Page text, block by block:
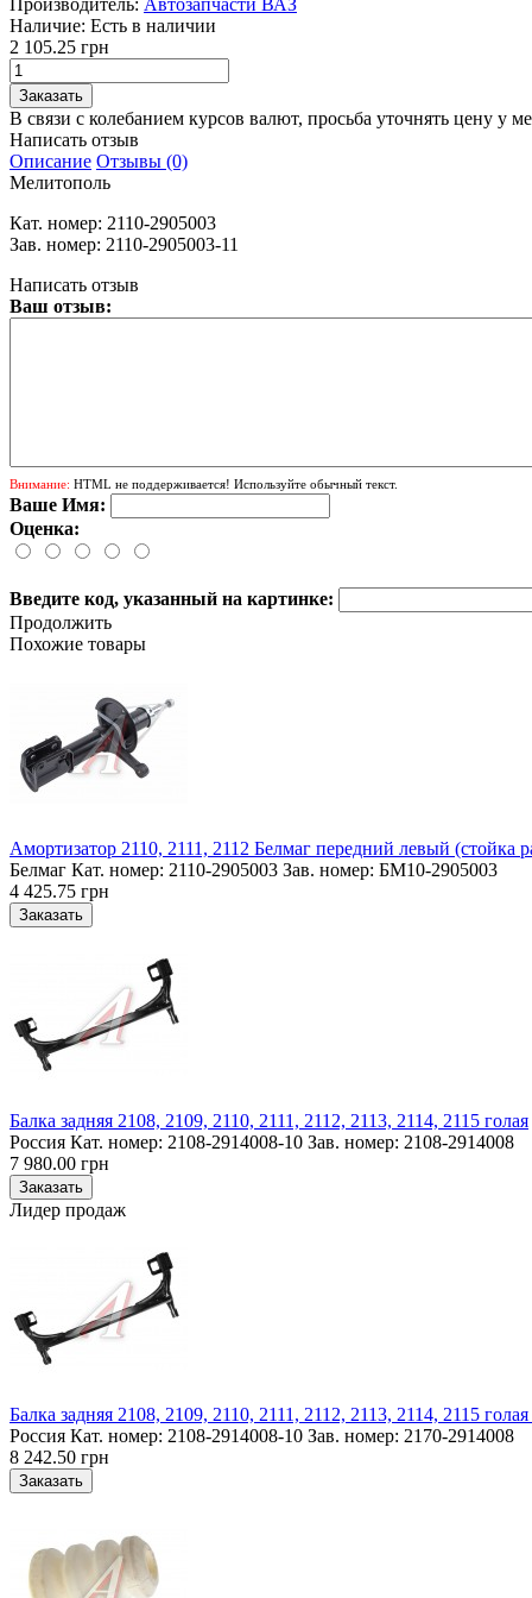
Наличие: Есть в наличии
2 105.25 грн
В связи с колебанием курсов валют, просьба уточнять цену у
Написать отзыв
Описание Отзывы (0)
Мелитополь
Кат. номер: 2110-2905003
Зав. номер: 2110-2905003-11
Написать отзыв
Ваш отзыв:
Внимание: HTML не поддерживается! Используйте обычный текст.
Ваше Имя:
Оценка:
Введите код, указанный на картинке:
Продолжить
Похожие товары
Амортизатор 2110, 2111, 2112 Белмаг передний левый (стойка
Белмаг Кат. номер: 2110-2905003 Зав. номер: БМ10-2905003
4 425.75 грн
Балка задняя 2108, 2109, 2110, 2111, 2112, 2113, 2114, 2115 голая
Россия Кат. номер: 2108-2914008-10 Зав. номер: 2108-2914008
7 980.00 грн
Лидер продаж
Балка задняя 2108, 2109, 2110, 2111, 2112, 2113, 2114, 2115
Россия Кат. номер: 2108-2914008-10 Зав. номер: 2170-2914008
8 242.50 грн